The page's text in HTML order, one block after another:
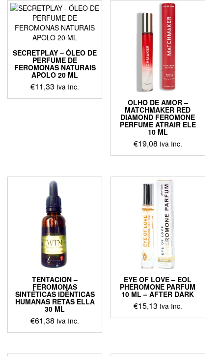
SECRETPLAY – ÓLEO DE
PERFUME DE
FEROMONAS NATURAIS
APOLO 20 ML
€11,33 Iva Inc.
OLHO DE AMOR –
MATCHMAKER RED
DIAMOND FEROMONE
PERFUME ATRAIR ELE
10 ML
€19,08 Iva Inc.
TENTACION –
FEROMONAS
SINTÉTICAS IDÊNTICAS
HUMANAS RETAS ELLA
30 ML
€61,38 Iva Inc.
EYE OF LOVE – EOL
PHEROMONE PARFUM
10 ML – AFTER DARK
€15,13 Iva Inc.